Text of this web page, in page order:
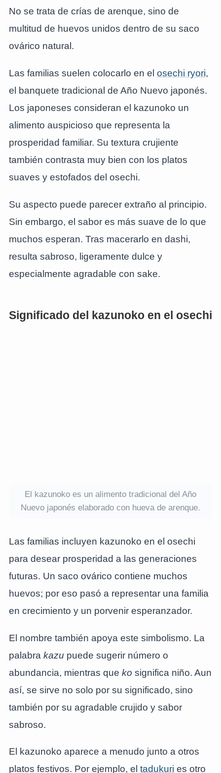
No se trata de crías de arenque, sino de
multitud de huevos unidos dentro de su saco
ovárico natural.
Las familias suelen colocarlo en el osechi ryori,
el banquete tradicional de Año Nuevo japonés.
Los japoneses consideran el kazunoko un
alimento auspicioso que representa la
prosperidad familiar. Su textura crujiente
también contrasta muy bien con los platos
suaves y estofados del osechi.
Su aspecto puede parecer extraño al principio.
Sin embargo, el sabor es más suave de lo que
muchos esperan. Tras macerarlo en dashi,
resulta sabroso, ligeramente dulce y
especialmente agradable con sake.
Significado del kazunoko en el osechi
El kazunoko es un alimento tradicional del Año
Nuevo japonés elaborado con hueva de arenque.
Las familias incluyen kazunoko en el osechi
para desear prosperidad a las generaciones
futuras. Un saco ovárico contiene muchos
huevos; por eso pasó a representar una familia
en crecimiento y un porvenir esperanzador.
El nombre también apoya este simbolismo. La
palabra kazu puede sugerir número o
abundancia, mientras que ko significa niño. Aun
así, se sirve no solo por su significado, sino
también por su agradable crujido y sabor
sabroso.
El kazunoko aparece a menudo junto a otros
platos festivos. Por ejemplo, el tadukuri es otro